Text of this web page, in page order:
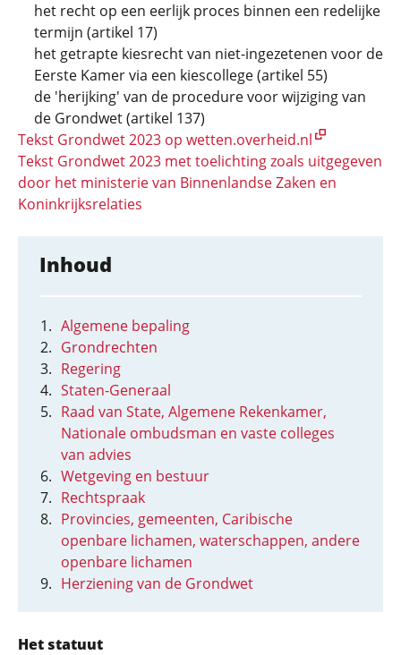
het recht op een eerlijk proces binnen een redelijke
termijn (artikel 17)
het getrapte kiesrecht van niet-ingezetenen voor de
Eerste Kamer via een kiescollege (artikel 55)
de 'herijking' van de procedure voor wijziging van
de Grondwet (artikel 137)
Tekst Grondwet 2023 op wetten.overheid.nl
Tekst Grondwet 2023 met toelichting zoals uitgegeven
door het ministerie van Binnenlandse Zaken en
Koninkrijksrelaties
Inhoud
Algemene bepaling
Grondrechten
Regering
Staten-Generaal
Raad van State, Algemene Rekenkamer,
Nationale ombudsman en vaste colleges
van advies
Wetgeving en bestuur
Rechtspraak
Provincies, gemeenten, Caribische
openbare lichamen, waterschappen, andere
openbare lichamen
Herziening van de Grondwet
Het statuut